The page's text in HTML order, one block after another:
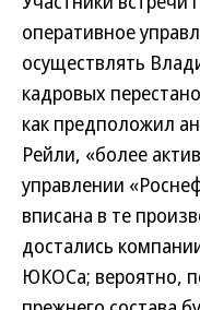
оперативное
осуществлять
кадровых
как предположил
Рейли, «более
управлении
вписана в те
достались
ЮКОСа; вероятно,